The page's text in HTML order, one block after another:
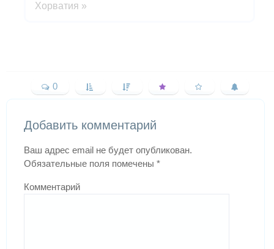
Хорватия »
0
Добавить комментарий
Ваш адрес email не будет опубликован.
Обязательные поля помечены *
Комментарий